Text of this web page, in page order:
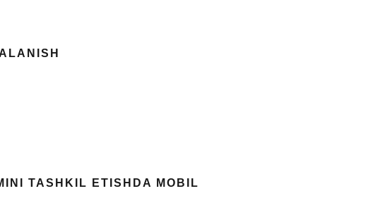
TASHKIL ETISHDA MOBIL